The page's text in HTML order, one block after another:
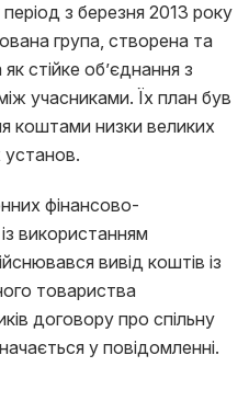
з березня 2013 року
група, створена та
стійке об’єднання з
учасниками. Їх план був
коштами низки великих
установ.
фінансово-
використанням
вивід коштів із
товариства
договору про спільну
у повідомленні.